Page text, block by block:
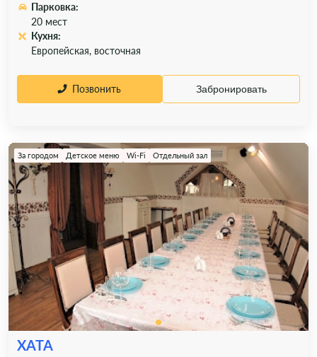
Парковка:
20 мест
Кухня:
Европейская, восточная
Позвонить Забронировать
За городом Детское меню Wi-Fi Отдельный зал
ХАТА